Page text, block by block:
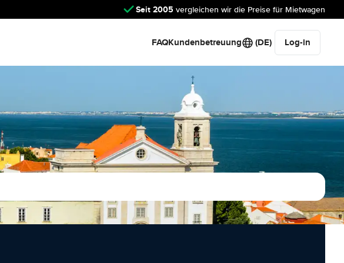
Seit 2005 vergleichen wir die Preise für Mietwagen
FAQKundenbetreuung (DE) Log-in